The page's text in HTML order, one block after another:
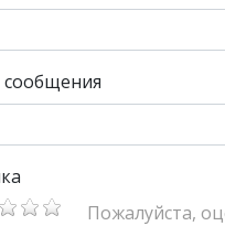
Пожалуйста,